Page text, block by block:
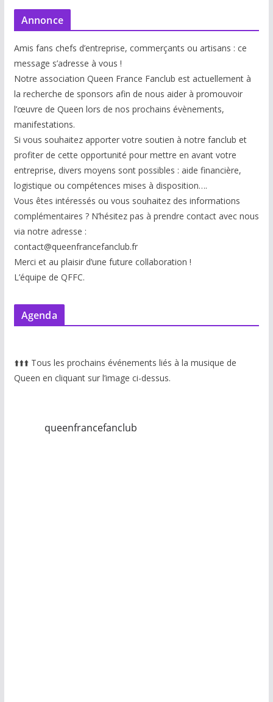
Annonce
Amis fans chefs d’entreprise, commerçants ou artisans : ce
message s’adresse à vous !
Notre association Queen France Fanclub est actuellement à
la recherche de sponsors afin de nous aider à promouvoir
l’œuvre de Queen lors de nos prochains évènements,
manifestations.
Si vous souhaitez apporter votre soutien à notre fanclub et
profiter de cette opportunité pour mettre en avant votre
entreprise, divers moyens sont possibles : aide financière,
logistique ou compétences mises à disposition….
Vous êtes intéressés ou vous souhaitez des informations
complémentaires ? N’hésitez pas à prendre contact avec nous
via notre adresse :
contact@queenfrancefanclub.fr
Merci et au plaisir d’une future collaboration !
L’équipe de QFFC.
Agenda
⬆️⬆️⬆️ Tous les prochains événements liés à la musique de
Queen en cliquant sur l’image ci-dessus.
queenfrancefanclub